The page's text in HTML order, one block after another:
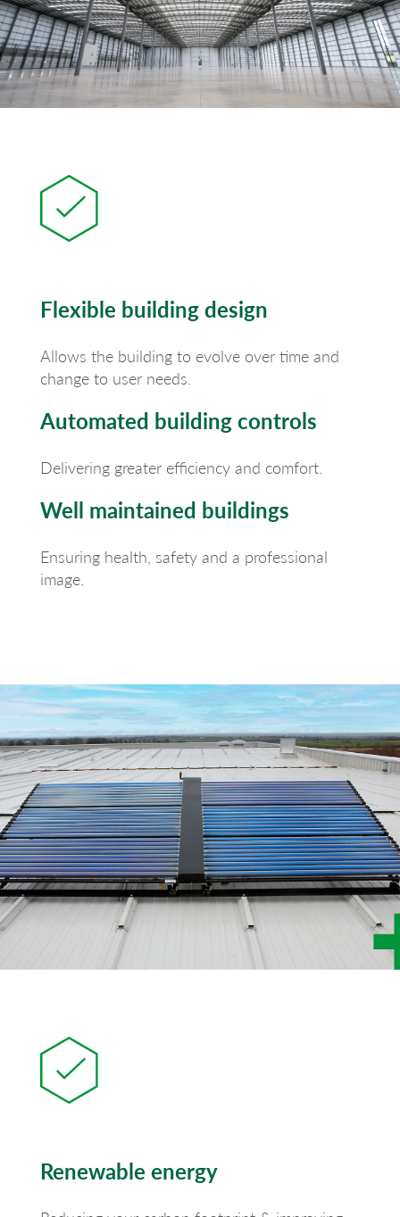
Flexible building design
Allows the building to evolve over time and
change to user needs.
Automated building controls
Delivering greater efficiency and comfort.
Well maintained buildings
Ensuring health, safety and a professional
image.
Renewable energy